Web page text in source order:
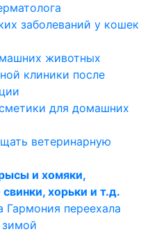
заболеваний у кошек
животных
клиники после
для домашних
ветеринарную
и хомяки,
хорьки и т.д.
Гармония переехала